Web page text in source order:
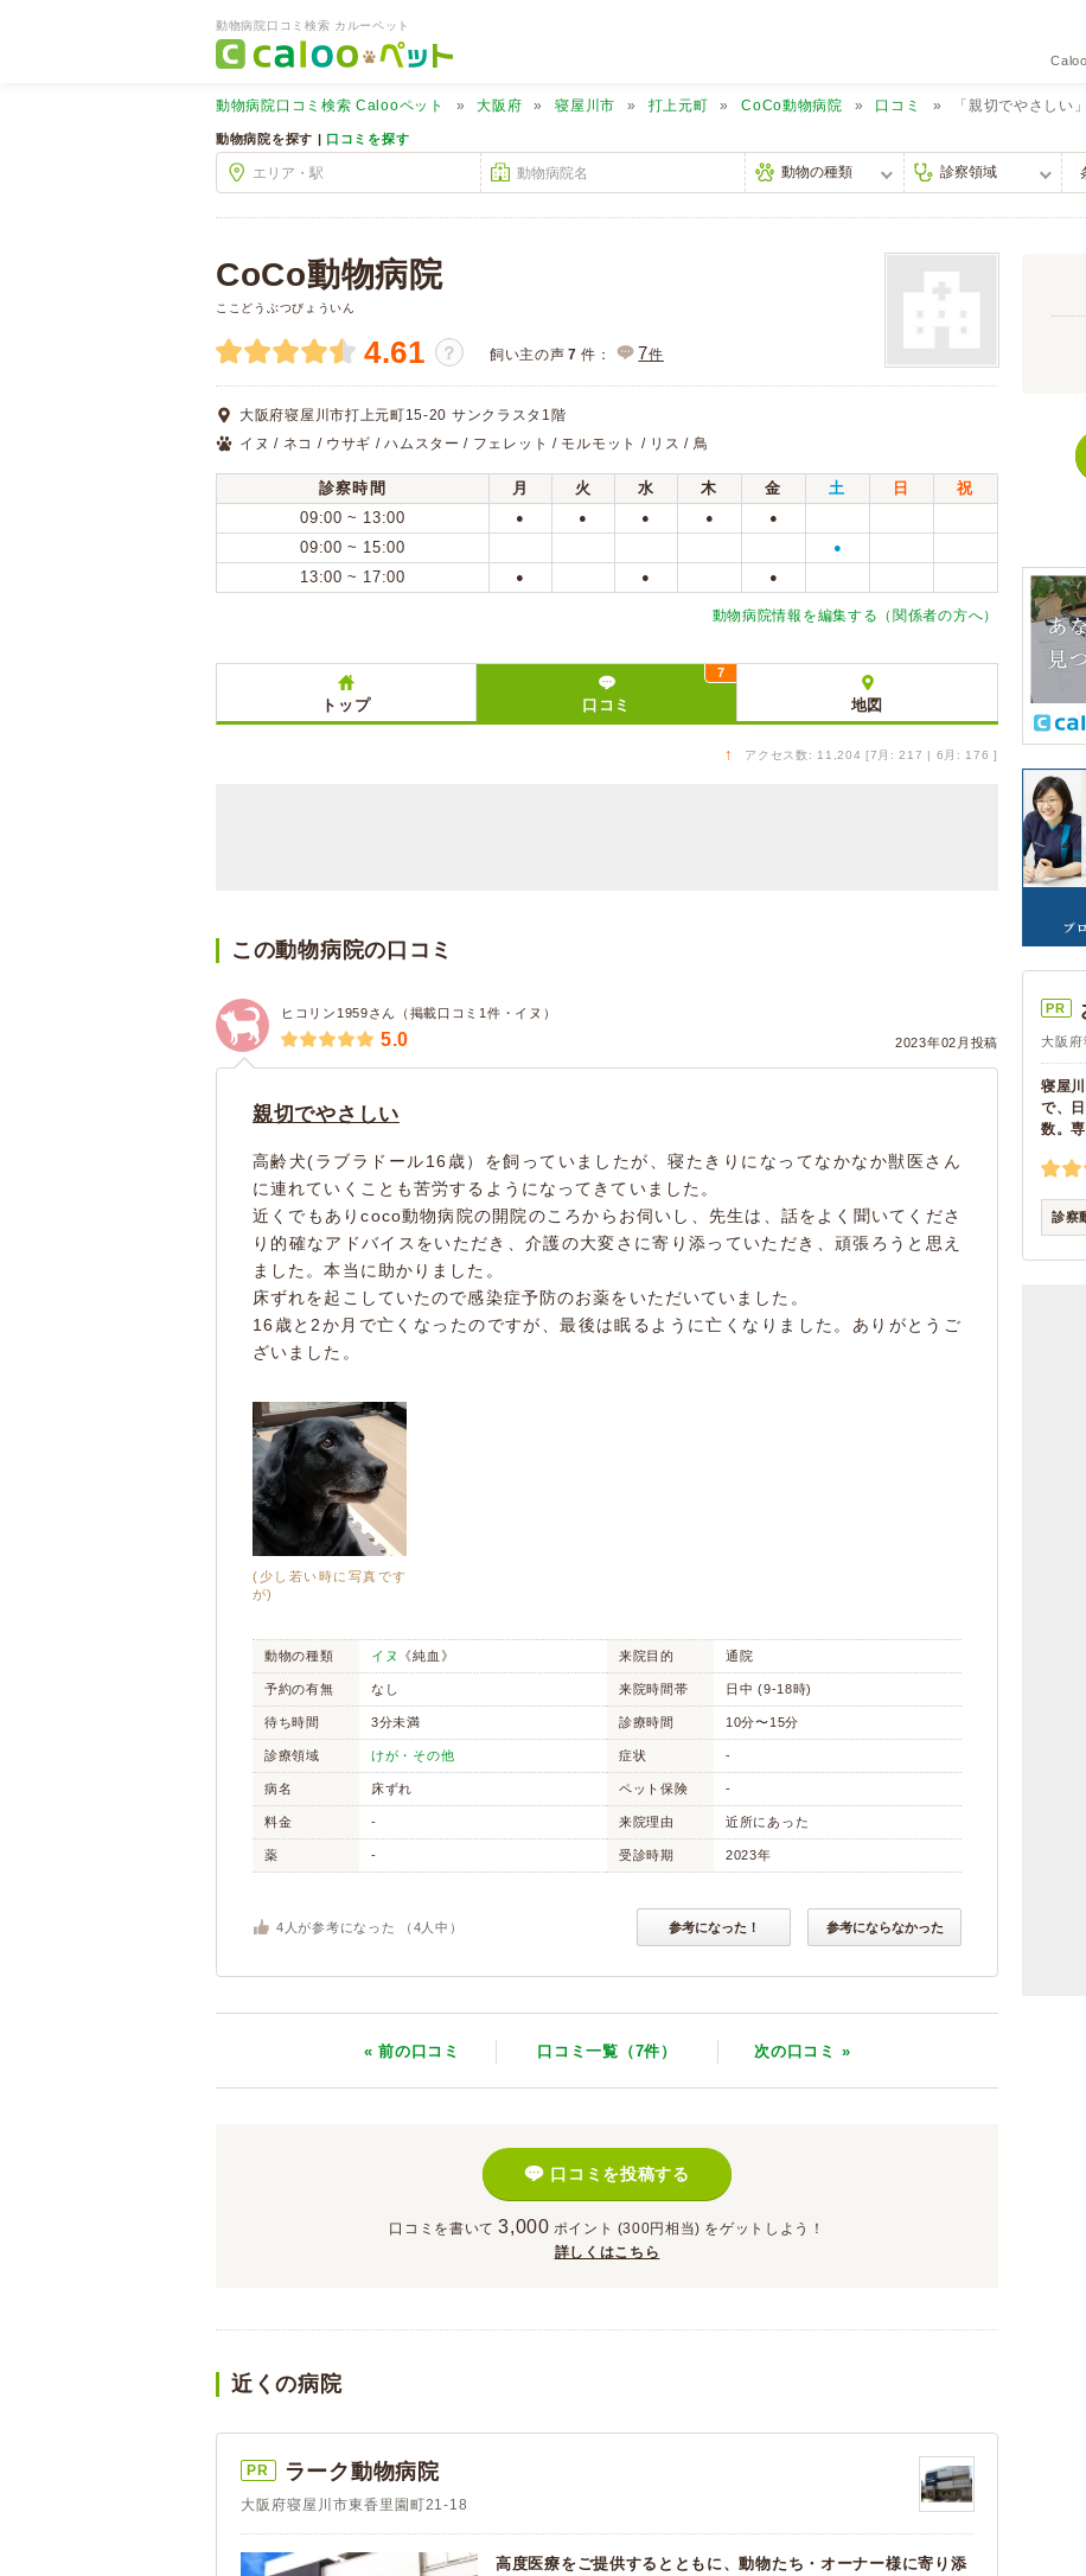
動物病院口コミ検索 カルーペット
動物病院口コミ検索 Calooペット 大阪府 寝屋川市 打上元町 CoCo動物病院 口コミ 「親切でやさしい」
動物病院を探す | 口コミを探す
CoCo動物病院
ここどうぶつびょういん
4.61 ？ 飼い主の声 7 件： 7件
大阪府寝屋川市打上元町15-20 サンクラスタ1階
イヌ / ネコ / ウサギ / ハムスター / フェレット / モルモット / リス / 鳥
診察時間 月 火 水 木 金 土 日
祝
09:00 ~ 13:00
● ● ● ● ●
09:00 ~ 15:00 ●
13:00 ~ 17:00 ● ● ●
動物病院情報を編集する（関係者の方へ）
トップ 口コミ
7
地図
↑ アクセス数: 11,204 [7月: 217 | 6月: 176 ]
この動物病院の口コミ
ヒコリン1959さん（掲載口コミ1件・イヌ）
2023年02月投稿
5.0
親切でやさしい
高齢犬(ラブラドール16歳）を飼っていましたが、寝たきりになってなかなか獣医さん
に連れていくことも苦労するようになってきていました。
近くでもありcoco動物病院の開院のころからお伺いし、先生は、話をよく聞いてくださ
り的確なアドバイスをいただき、介護の大変さに寄り添っていただき、頑張ろうと思え
ました。本当に助かりました。
床ずれを起こしていたので感染症予防のお薬をいただいていました。
16歳と2か月で亡くなったのですが、最後は眠るように亡くなりました。ありがとうご
ざいました。
(少し若い時に写真です
が)
動物の種類 イヌ 《純血》 来院目的 通院
予約の有無 なし 来院時間帯 日中 (9-18時)
待ち時間 3分未満 診療時間 10分〜15分
診療領域 けが・その他 症状 -
病名 床ずれ ペット保険 -
料金 - 来院理由 近所にあった
薬 - 受診時期 2023年
4 人が参考になった （ 4 人中） 参考になった！ 参考にならなかった
« 前の口コミ 口コミ一覧（7件） 次の口コミ »
口コミを投稿する
口コミを書いて 3,000 ポイント (300円相当) をゲットしよう！
詳しくはこちら
近くの病院
PR ラーク動物病院
大阪府寝屋川市東香里園町21-18
高度医療をご提供するとともに、動物たち・オーナー様に寄り添
PR
大阪
寝屋
で、
数。
診察